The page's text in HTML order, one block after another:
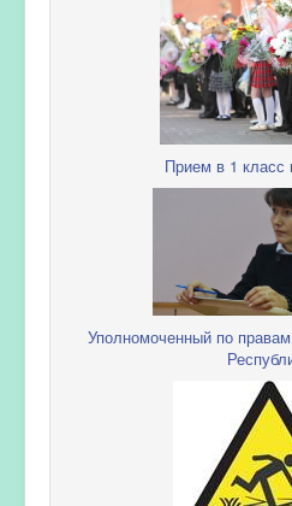
Прием в 1 класс
Уполномоченный по